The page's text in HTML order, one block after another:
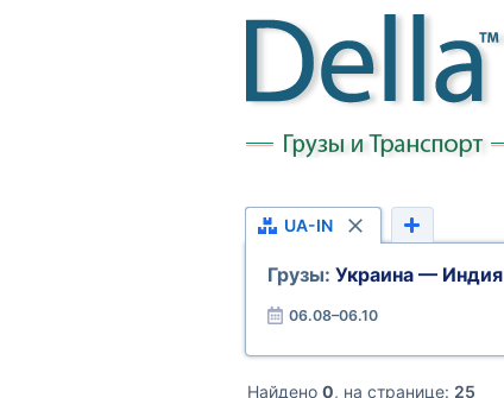
UA-IN
Грузы: Украина — Индия
06.08–06.10
Найдено 0, на странице: 25